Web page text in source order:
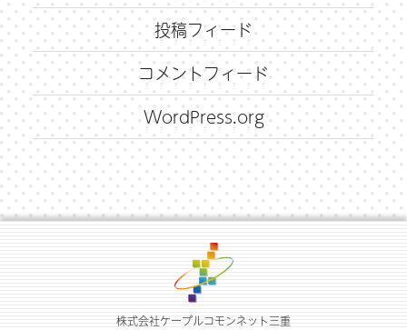
投稿フィード
コメントフィード
WordPress.org
株式会社ケーブルコモンネット三重